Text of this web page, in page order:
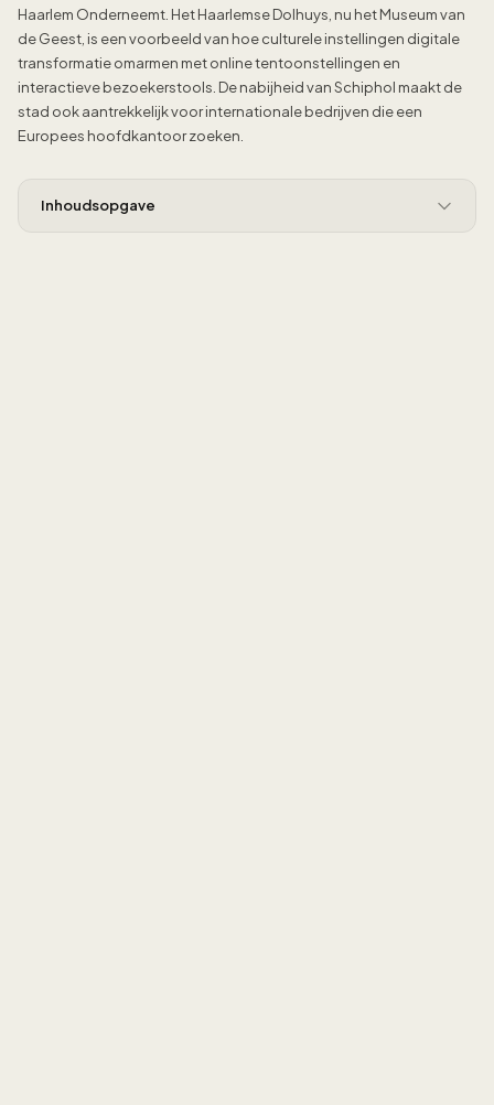
Haarlem Onderneemt. Het Haarlemse Dolhuys, nu het Museum van
de Geest, is een voorbeeld van hoe culturele instellingen digitale
transformatie omarmen met online tentoonstellingen en
interactieve bezoekerstools. De nabijheid van Schiphol maakt de
stad ook aantrekkelijk voor internationale bedrijven die een
Europees hoofdkantoor zoeken.
Inhoudsopgave